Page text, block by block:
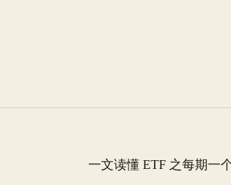
一文读懂 ETF 之每期一